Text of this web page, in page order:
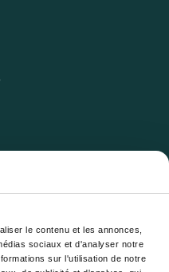
le contenu et les annonces,
sociaux et d'analyser notre
sur l'utilisation de notre
8h à 17h. Et samedi de